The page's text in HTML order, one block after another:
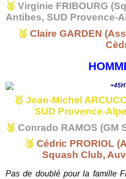
🥈Virginie FRIBOURG
Antibes, SUD Provence-
🥉 Claire GARDEN
🥇 Jean-Michel
SUD Provence-
🥈 Conrado RAMOS (GM
🥉 Cédric PRORIOL (
Squash Club, A
Pas de doublé pour la famille